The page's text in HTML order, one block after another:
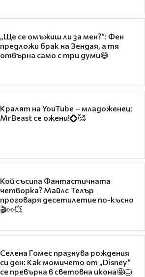
„Ще се омъжиш ли за мен?“: Фен
предложи брак на Зендая, а тя
отвърна само с три думи😅
Кралят на YouTube – младоженец:
MrBeast се ожени!💍🥰
Кой съсипа Фантастичната
четворка? Майлс Телър
проговаря десетилетие по-късно
🎬👀💥
Селена Гомес празнува рождения
си ден: Как момичето от „Disney“
се превърна в световна икона🤩🎂